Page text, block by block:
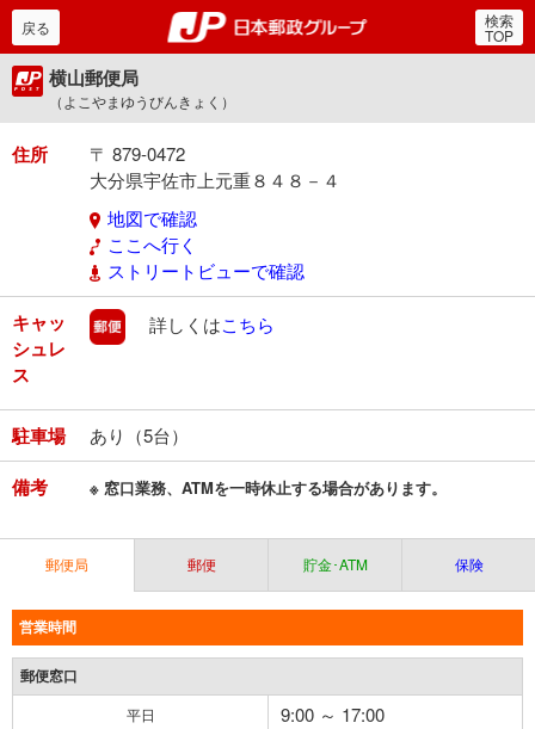
郵便局・日本郵政グルー
戻る 検索
TOP
横山郵便局
（よこやまゆうびんきょく）
住所
〒 879-0472
大分県宇佐市上元重８４８－４
地図で確認
ここへ行く
ストリートビューで確認
キャッ
シュレ
ス
郵便
詳しくはこちら
駐車場 あり（5台）
備考 ※ 窓口業務、ATMを一時休止する場合があります。
郵便局 郵便 貯金･ATM 保険
営業時間
郵便窓口
平日 9:00 ～ 17:00